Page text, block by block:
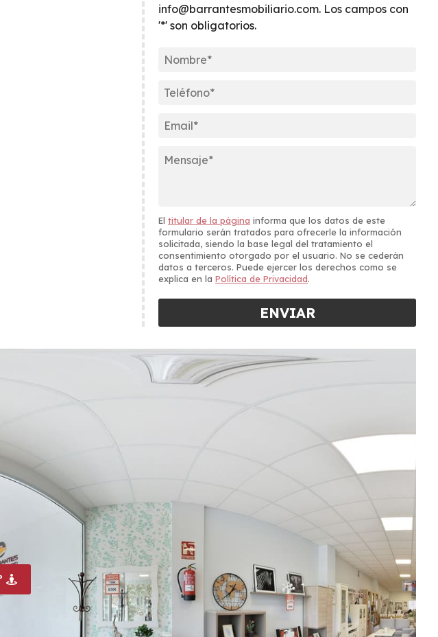
info@barrantesmobiliario.com. Los campos con
'*' son obligatorios.
El titular de la página informa que los datos de este
formulario serán tratados para ofrecerle la información
solicitada, siendo la base legal del tratamiento el
consentimiento otorgado por el usuario. No se cederán
datos a terceros. Puede ejercer los derechos como se
explica en la Política de Privacidad.